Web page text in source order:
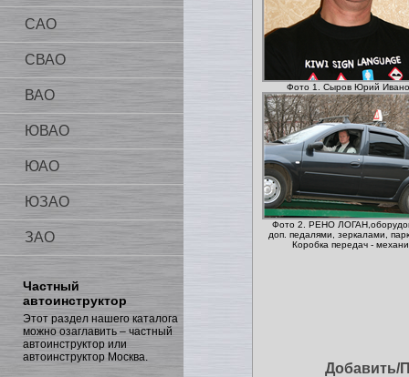
САО
СВАО
ВАО
ЮВАО
ЮАО
ЮЗАО
ЗАО
Частный
автоинструктор
Этот раздел нашего каталога
можно озаглавить – частный
автоинструктор или
автоинструктор Москва.
Фото 1. Сыров Юрий
Фото 2. РЕНО
доп. педалями, зеркалами,
Коробка передач -
Добавить/